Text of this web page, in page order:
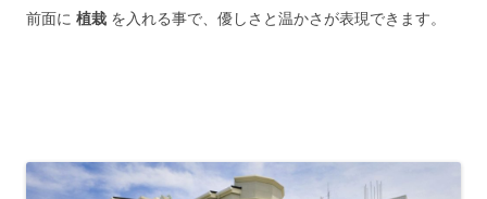
前面に 植栽 を入れる事で、優しさと温かさが表現できます。